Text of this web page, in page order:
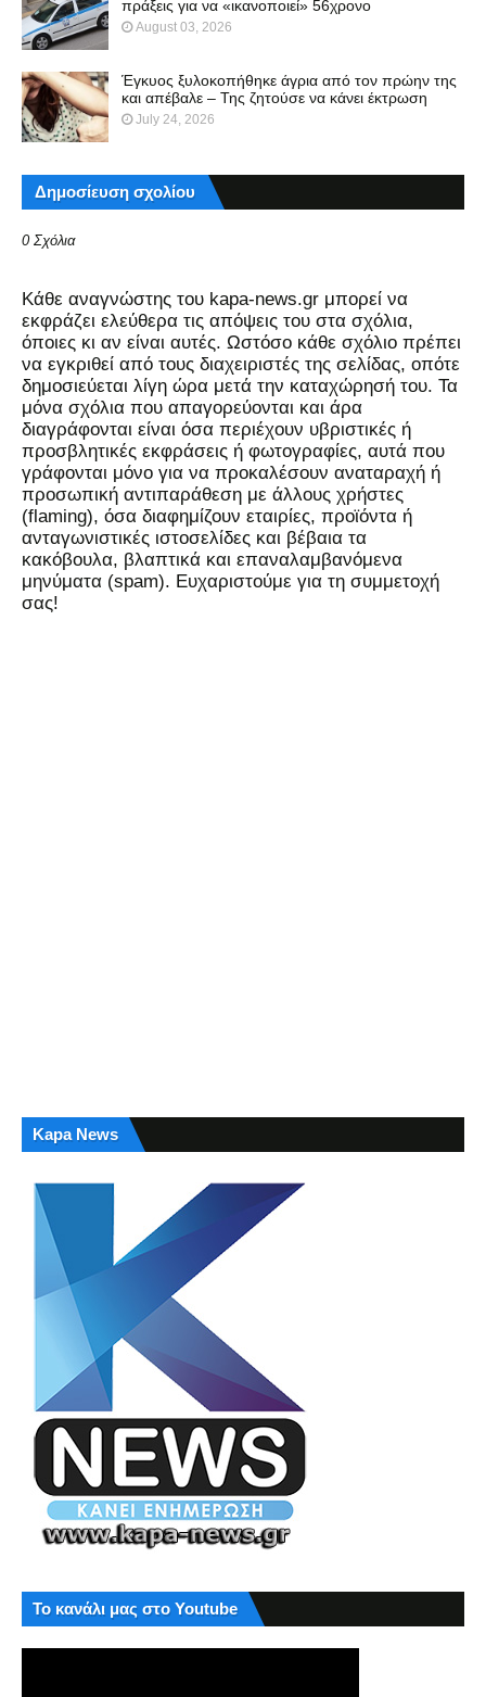
πράξεις για να «ικανοποιεί» 56χρονο
August 03, 2026
Έγκυος ξυλοκοπήθηκε άγρια από τον πρώην της
και απέβαλε – Της ζητούσε να κάνει έκτρωση
July 24, 2026
Δημοσίευση σχολίου
0 Σχόλια
Kάθε αναγνώστης του kapa-news.gr μπορεί να
εκφράζει ελεύθερα τις απόψεις του στα σχόλια,
όποιες κι αν είναι αυτές. Ωστόσο κάθε σχόλιο πρέπει
να εγκριθεί από τους διαχειριστές της σελίδας, οπότε
δημοσιεύεται λίγη ώρα μετά την καταχώρησή του. Τα
μόνα σχόλια που απαγορεύονται και άρα
διαγράφονται είναι όσα περιέχουν υβριστικές ή
προσβλητικές εκφράσεις ή φωτογραφίες, αυτά που
γράφονται μόνο για να προκαλέσουν αναταραχή ή
προσωπική αντιπαράθεση με άλλους χρήστες
(flaming), όσα διαφημίζουν εταιρίες, προϊόντα ή
ανταγωνιστικές ιστοσελίδες και βέβαια τα
κακόβουλα, βλαπτικά και επαναλαμβανόμενα
μηνύματα (spam). Ευχαριστούμε για τη συμμετοχή
σας!
Kapa News
Το κανάλι μας στο Youtube